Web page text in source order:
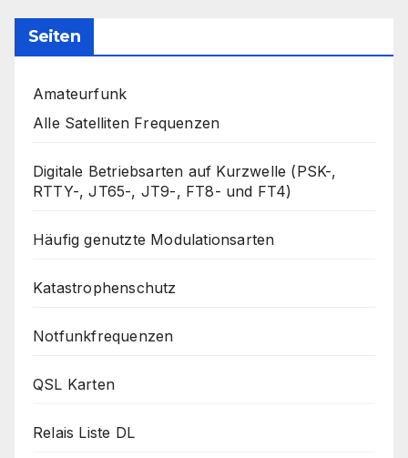
Seiten
Amateurfunk
Alle Satelliten Frequenzen
Digitale Betriebsarten auf Kurzwelle (PSK-,
RTTY-, JT65-, JT9-, FT8- und FT4)
Häufig genutzte Modulationsarten
Katastrophenschutz
Notfunkfrequenzen
QSL Karten
Relais Liste DL